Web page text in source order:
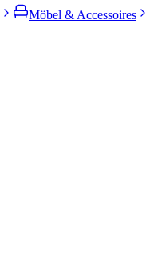
Möbel & Accessoires